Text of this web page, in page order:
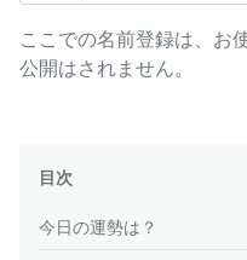
ここでの名前登録は、お
公開はされません。
目次
今日の運勢は？